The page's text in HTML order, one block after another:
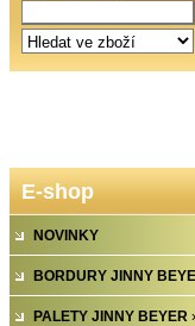
E-shop
NOVINKY
BORDURY JINNY
PALETY JINNY BEYER